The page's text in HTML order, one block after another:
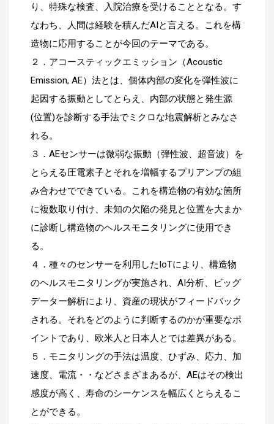
り、特殊な検査、入院治療を受けることとなる。す
なわち、人間は経験を積んだAIと言える。これを構
造物に応用することが今回のテーマである。
２．アコースティックエミッション（Acoustic
Emission, AE）法とは、個体内部の変化を弾性波に
起因する振動としてとらえ、内部の状態と発生源
(位置)を診断する手法でミクロな地震解析とみなさ
れる。
３．AEセンサーは微弱な振動（弾性波、超音波）を
とらえる圧電素子とそれを増幅するプリアンプの組
み合わせでできている。これを構造物の有効な箇所
に複数取り付け、未知の欠陥の発見と位置を大まか
に診断し構造物のヘルスモニタリングに使用でき
る。
４．種々のセンサーを利用したIoTにより、構造物
のヘルスモニタリングが実施され、AI分析、ビッグ
データー解析により、資産の現状がフィードバック
される。それをどのように判断するのかが重要なポ
イントであり、欧米人と日本人とでは差異がある。
５．モニタリングの手法は温度、ひずみ、応力、加
速度、電流・・などさまざまあるが、AEはその検出
感度が高く、寿命のシーケンスを幅広くとらえるこ
とができる。